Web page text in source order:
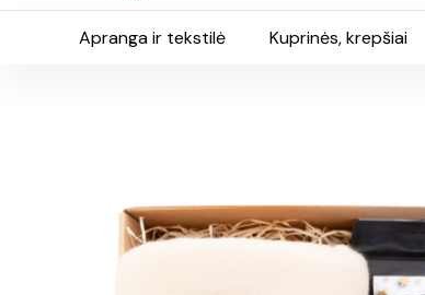
Apranga ir tekstilė Kuprinės, krepšiai